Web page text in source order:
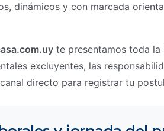
dinámicos y con marcada
te presentamos toda
excluyentes, las
directo para registrar tu